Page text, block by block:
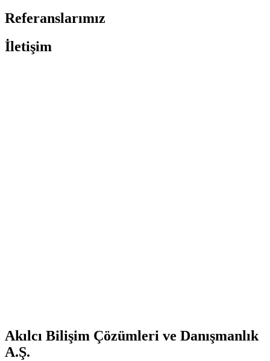
Referanslarımız
İletişim
Akılcı Bilişim Çözümleri ve Danışmanlık
A.Ş.